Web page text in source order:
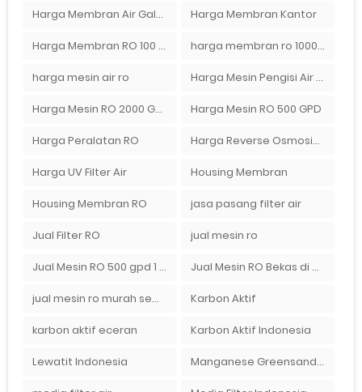
Harga Membran Air Galon Harga Membran Kantor
Harga Membran RO 100 gpd harga membran ro 1000 gpd
harga mesin air ro Harga Mesin Pengisi Air Galon
Harga Mesin RO 2000 GPD Harga Mesin RO 500 GPD
Harga Peralatan RO Harga Reverse Osmosis di Semarang
Harga UV Filter Air Housing Membran
Housing Membran RO jasa pasang filter air
Jual Filter RO jual mesin ro
Jual Mesin RO 500 gpd 1 Membran Jual Mesin RO Bekas di Medan
jual mesin ro murah semarang Karbon Aktif
karbon aktif eceran Karbon Aktif Indonesia
Lewatit Indonesia Manganese Greensand Plus